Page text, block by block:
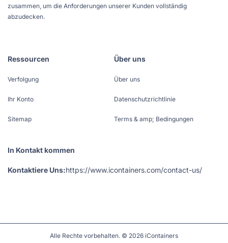
zusammen, um die Anforderungen unserer Kunden vollständig
abzudecken.
Ressourcen
Verfolgung
Ihr Konto
Sitemap
Über uns
Über uns
Datenschutzrichtlinie
Terms & amp; Bedingungen
In Kontakt kommen
Kontaktiere Uns:https://www.icontainers.com/contact-us/
Alle Rechte vorbehalten. © 2026 iContainers